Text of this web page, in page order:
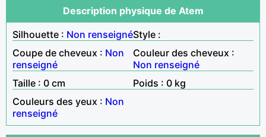
Description physique de Atem
Silhouette : Non renseignéStyle :
Coupe de cheveux : Non
renseigné
Couleur des cheveux :
Non renseigné
Taille : 0 cm
Poids : 0 kg
Couleurs des yeux : Non
renseigné